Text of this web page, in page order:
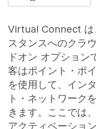
Virtual Connect は
スタンスへのクラ
ドオン オプション
客はポイント・ポ
を使用して、イン
ト・ネットワーク
きます。ここでは
アクティベーショ